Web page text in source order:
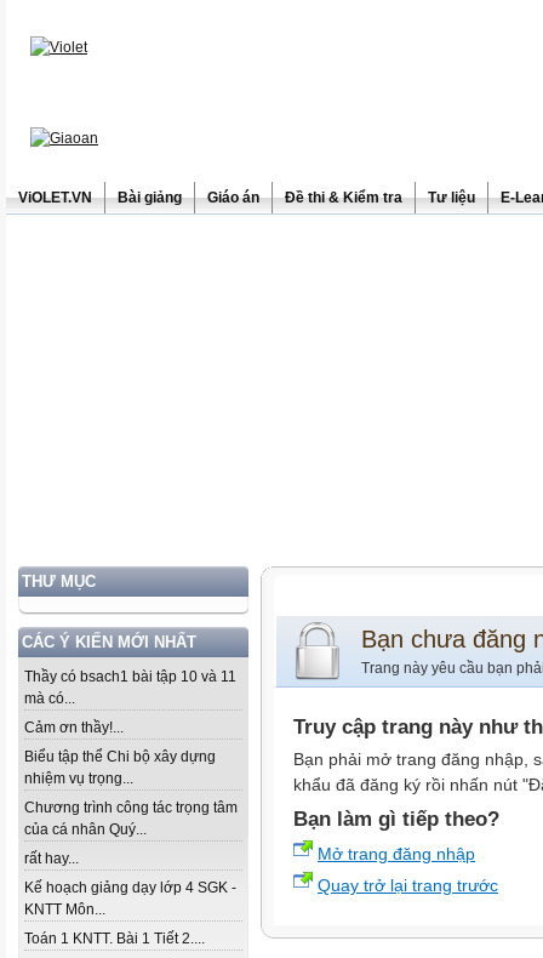
ViOLET.VN Bài giảng Giáo án Đề thi & Kiểm tra Tư liệu E-
THƯ MỤC
CÁC Ý KIẾN MỚI NHẤT
Thầy có bsach1 bài tập 10 và 11
mà có...
Cảm ơn thầy!...
Biểu tập thể Chi bộ xây dựng
nhiệm vụ trọng...
Chương trình công tác trọng tâm
của cá nhân Quý...
rất hay...
Kế hoạch giảng dạy lớp 4 SGK -
KNTT Môn...
Toán 1 KNTT. Bài 1 Tiết 2....
Bạn chưa đăng
Trang này yêu cầu bạn
Truy cập trang này như
Bạn phải mở trang đăng nhập,
khẩu đã đăng ký rồi nhấn nút
Bạn làm gì tiếp theo?
Mở trang đăng nhập
Quay trở lại trang trước